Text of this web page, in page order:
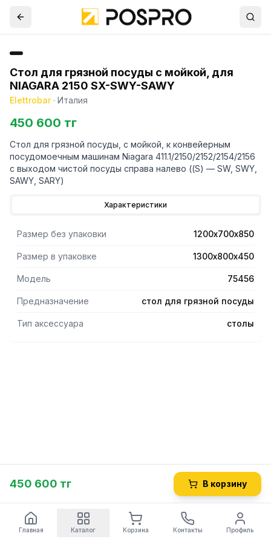
Стол для грязной посуды с мойкой, для
NIAGARA 2150 SX-SWY-SAWY
Elettrobar· Италия
450 600 тг
Стол для грязной посуды, с мойкой, к конвейерным
посудомоечным машинам Niagara 411.1/2150/2152/2154/2156
с выходом чистой посуды справа налево ((S) — SW, SWY,
SAWY, SARY)
Характеристики
Размер без упаковки 1200х700х850
Размер в упаковке 1300х800х450
Модель 75456
Предназначение стол для грязной посуды
Тип аксессуара столы
450 600 тг В корзину
Главная Каталог Корзина Контакты Профиль